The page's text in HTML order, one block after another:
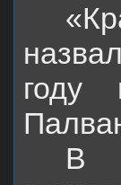
году
В